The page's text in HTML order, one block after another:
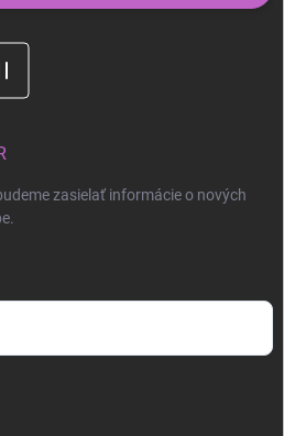
zasielať informácie o nových